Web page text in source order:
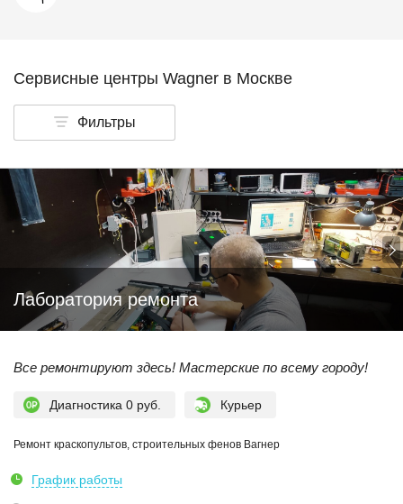
Сервисные центры Wagner в Москве
Фильтры
Лаборатория ремонта
Все ремонтируют здесь! Мастерские по всему городу!
Диагностика 0 руб. Курьер
Ремонт краскопультов, строительных фенов Вагнер
График работы